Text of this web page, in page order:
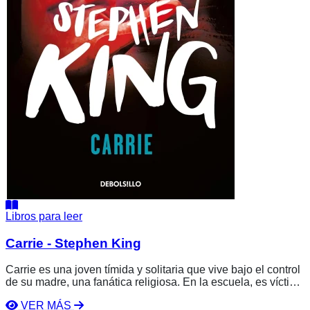
Libros para leer
Carrie - Stephen King
Carrie es una joven tímida y solitaria que vive bajo el control
de su madre, una fanática religiosa. En la escuela, es víctima
evento traumático en las duchas del instituto, descubre que
VER MÁS